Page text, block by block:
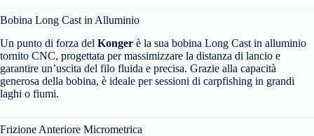
Bobina Long Cast in Alluminio
Un punto di forza del Konger è la sua bobina Long Cast in alluminio
tornito CNC, progettata per massimizzare la distanza di lancio e
garantire un’uscita del filo fluida e precisa. Grazie alla capacità
generosa della bobina, è ideale per sessioni di carpfishing in grandi
laghi o fiumi.
Frizione Anteriore Micrometrica